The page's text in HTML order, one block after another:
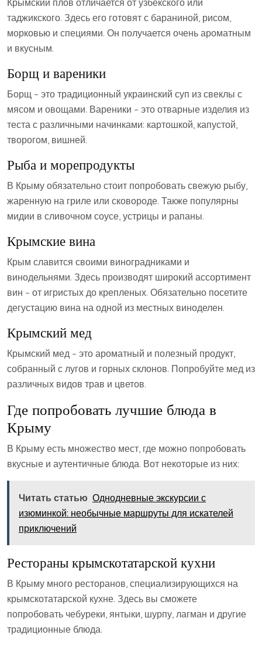
Крымский плов отличается от узбекского или
таджикского. Здесь его готовят с бараниной‚ рисом‚
морковью и специями. Он получается очень ароматным
и вкусным.
Борщ и вареники
Борщ – это традиционный украинский суп из свеклы с
мясом и овощами. Вареники – это отварные изделия из
теста с различными начинками: картошкой‚ капустой‚
творогом‚ вишней.
Рыба и морепродукты
В Крыму обязательно стоит попробовать свежую рыбу‚
жаренную на гриле или сковороде. Также популярны
мидии в сливочном соусе‚ устрицы и рапаны.
Крымские вина
Крым славится своими виноградниками и
винодельнями. Здесь производят широкий ассортимент
вин – от игристых до крепленых. Обязательно посетите
дегустацию вина на одной из местных виноделен.
Крымский мед
Крымский мед – это ароматный и полезный продукт‚
собранный с лугов и горных склонов. Попробуйте мед из
различных видов трав и цветов.
Где попробовать лучшие блюда в
Крыму
В Крыму есть множество мест‚ где можно попробовать
вкусные и аутентичные блюда. Вот некоторые из них:
Читать статью Однодневные экскурсии с
изюминкой: необычные маршруты для искателей
приключений
Рестораны крымскотатарской кухни
В Крыму много ресторанов‚ специализирующихся на
крымскотатарской кухне. Здесь вы сможете
попробовать чебуреки‚ янтыки‚ шурпу‚ лагман и другие
традиционные блюда.